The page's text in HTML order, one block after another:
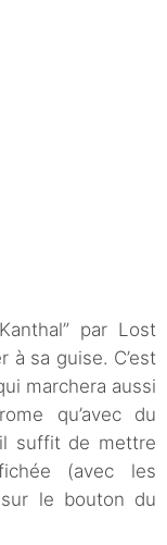
par Lost
à sa guise. C’est
marchera aussi
qu’avec du
suffit de mettre
(avec les
le bouton du